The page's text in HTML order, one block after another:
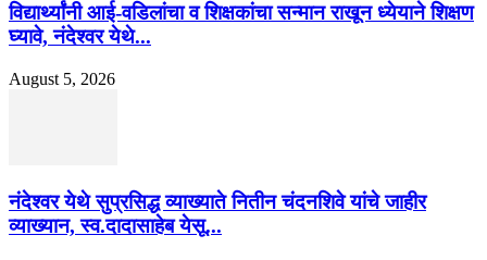
विद्यार्थ्यांनी आई-वडिलांचा व शिक्षकांचा सन्मान राखून ध्येयाने शिक्षण
घ्यावे, नंदेश्वर येथे...
August 5, 2026
नंदेश्वर येथे सुप्रसिद्ध व्याख्याते नितीन चंदनशिवे यांचे जाहीर
व्याख्यान, स्व.दादासाहेब येसू...